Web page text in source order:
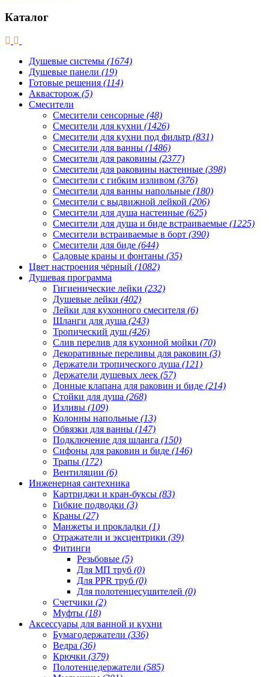
Каталог
Душевые системы (1674)
Душевые панели (19)
Готовые решения (114)
Аквасторож (5)
Смесители
Смесители сенсорные (48)
Смесители для кухни (1426)
Смесители для кухни под фильтр (831)
Смесители для ванны (1486)
Смесители для раковины (2377)
Смесители для раковины настенные (398)
Смесители с гибким изливом (376)
Смесители для ванны напольные (180)
Смесители с выдвижной лейкой (206)
Смесители для душа настенные (625)
Смесители для душа и биде встраиваемые (1225)
Смесители встраиваемые в борт (390)
Смесители для биде (644)
Садовые краны и фонтаны (35)
Цвет настроения чёрный (1082)
Душевая программа
Гигиенические лейки (232)
Душевые лейки (402)
Лейки для кухонного смесителя (6)
Шланги для душа (243)
Тропический душ (426)
Слив перелив для кухонной мойки (70)
Декоративные переливы для раковин (3)
Держатели тропического душа (121)
Держатели душевых леек (57)
Донные клапана для раковин и биде (214)
Стойки для душа (268)
Изливы (109)
Колонны напольные (13)
Обвязки для ванны (147)
Подключение для шланга (150)
Сифоны для раковин и биде (146)
Трапы (172)
Вентиляции (6)
Инженерная сантехника
Картриджи и кран-буксы (83)
Гибкие подводки (3)
Краны (27)
Манжеты и прокладки (1)
Отражатели и эксцентрики (39)
Фитинги
Резьбовые (5)
Для МП труб (0)
Для PPR труб (0)
Для полотенцесушителей (0)
Счетчики (2)
Муфты (18)
Аксессуары для ванной и кухни
Бумагодержатели (336)
Ведра (36)
Крючки (379)
Полотенцедержатели (585)